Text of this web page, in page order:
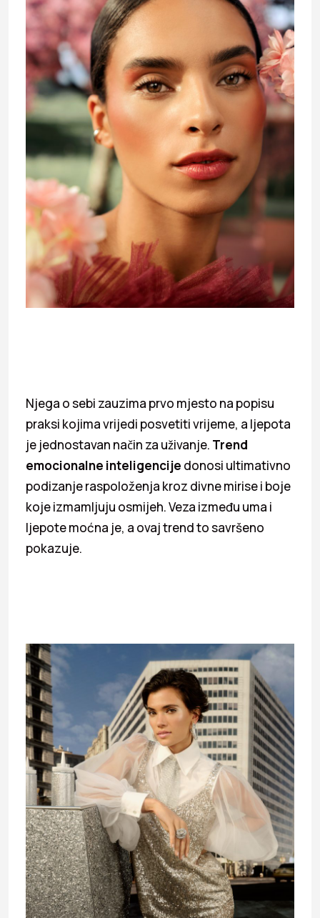
Njega o sebi zauzima prvo mjesto na popisu
praksi kojima vrijedi posvetiti vrijeme, a ljepota
je jednostavan način za uživanje. Trend
emocionalne inteligencije donosi ultimativno
podizanje raspoloženja kroz divne mirise i boje
koje izmamljuju osmijeh. Veza između uma i
ljepote moćna je, a ovaj trend to savršeno
pokazuje.